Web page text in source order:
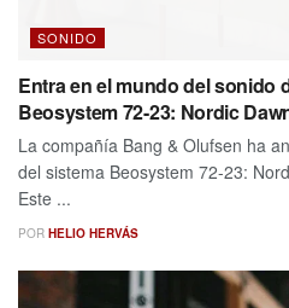
SONIDO
Entra en el mundo del sonido
Beosystem 72-23: Nordic
La compañía Bang & Olufsen ha
del sistema Beosystem 72-23:
Este ...
POR HELIO HERVÁS